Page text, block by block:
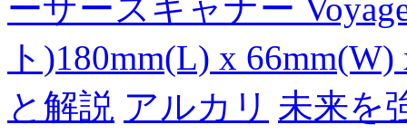
ーザースキャナー
ト)180mm(L) x
と解説 アルカリ 未来を